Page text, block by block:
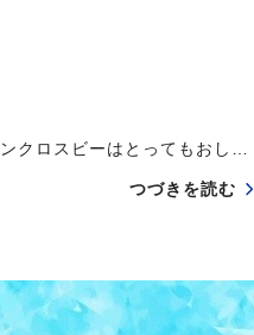
クロスビーはとってもおし…
つづきを読む